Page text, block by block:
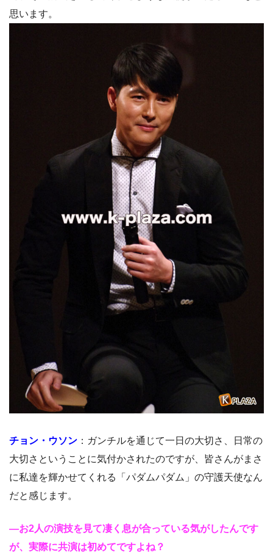
思います。
チョン・ウソン ：ガンチルを通じて一日の大切さ、日常の
大切さということに気付かされたのですが、皆さんがまさ
に私達を輝かせてくれる「パダムパダム」の守護天使なん
だと感じます。
―お2人の演技を見て凄く息が合っている気がしたんです
が、実際に共演は初めてですよね？